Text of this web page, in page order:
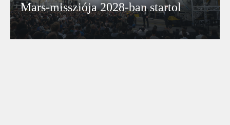
Mars-missziója 2028-ban startol